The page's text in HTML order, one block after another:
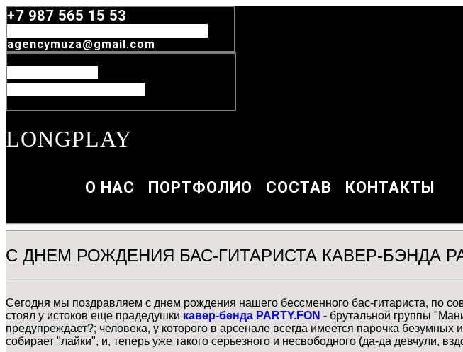
+7 987 565 15 53
agencymuza@gmail.com
LONGPLAY
О НАС ПОРТФОЛИО СОСТАВ КОНТАКТЫ
С ДНЕМ РОЖДЕНИЯ БАС-ГИТАРИСТА КАВЕР-БЭНДА
Сегодня мы поздравляем с днем рождения нашего бессменного бас-гитариста, по
стоял у истоков еще прадедушки кавер-бенда PARTY.FON - брутальной группы
предупреждает?; человека, у которого в арсенале всегда имеется парочка
собирает "лайки", и, теперь уже такого серьезного и несвободного (да-да девчули,